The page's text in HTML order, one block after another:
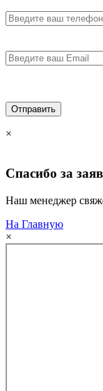
×
Спасибо за
Наш менеджер
На Главную
×